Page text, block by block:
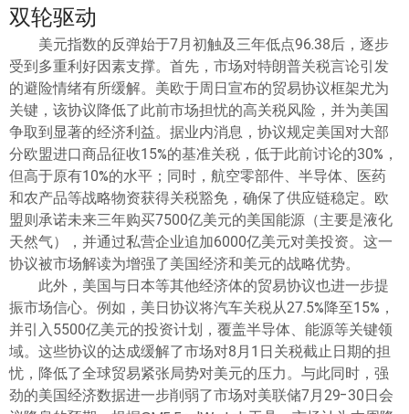
双轮驱动
美元指数的反弹始于7月初触及三年低点96.38后，逐步
受到多重利好因素支撑。首先，市场对特朗普关税言论引发
的避险情绪有所缓解。美欧于周日宣布的贸易协议框架尤为
关键，该协议降低了此前市场担忧的高关税风险，并为美国
争取到显著的经济利益。据业内消息，协议规定美国对大部
分欧盟进口商品征收15%的基准关税，低于此前讨论的30%，
但高于原有10%的水平；同时，航空零部件、半导体、医药
和农产品等战略物资获得关税豁免，确保了供应链稳定。欧
盟则承诺未来三年购买7500亿美元的美国能源（主要是液化
天然气），并通过私营企业追加6000亿美元对美投资。这一
协议被市场解读为增强了美国经济和美元的战略优势。
此外，美国与日本等其他经济体的贸易协议也进一步提
振市场信心。例如，美日协议将汽车关税从27.5%降至15%，
并引入5500亿美元的投资计划，覆盖半导体、能源等关键领
域。这些协议的达成缓解了市场对8月1日关税截止日期的担
忧，降低了全球贸易紧张局势对美元的压力。与此同时，强
劲的美国经济数据进一步削弱了市场对美联储7月29-30日会